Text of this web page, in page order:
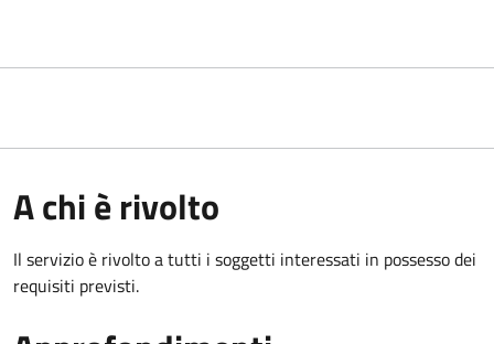
A chi è rivolto
Il servizio è rivolto a tutti i soggetti interessati in possesso dei
requisiti previsti.